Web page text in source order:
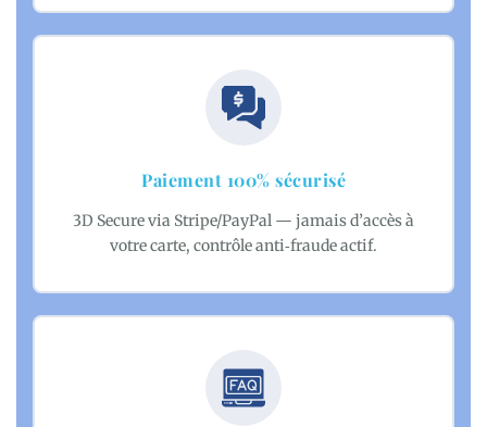
Paiement 100% sécurisé
3D Secure via Stripe/PayPal — jamais d’accès à
votre carte, contrôle anti‑fraude actif.